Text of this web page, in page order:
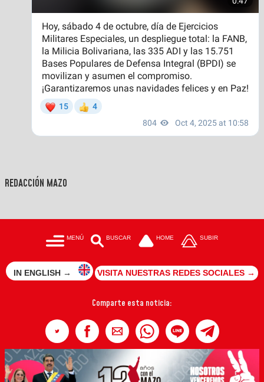
REDACCIÓN MAZO
MENÚ BUSCAR HOME SUBIR
IN ENGLISH → VISITA NUESTRAS REDES SOCIALES →
Comparte esta noticia: